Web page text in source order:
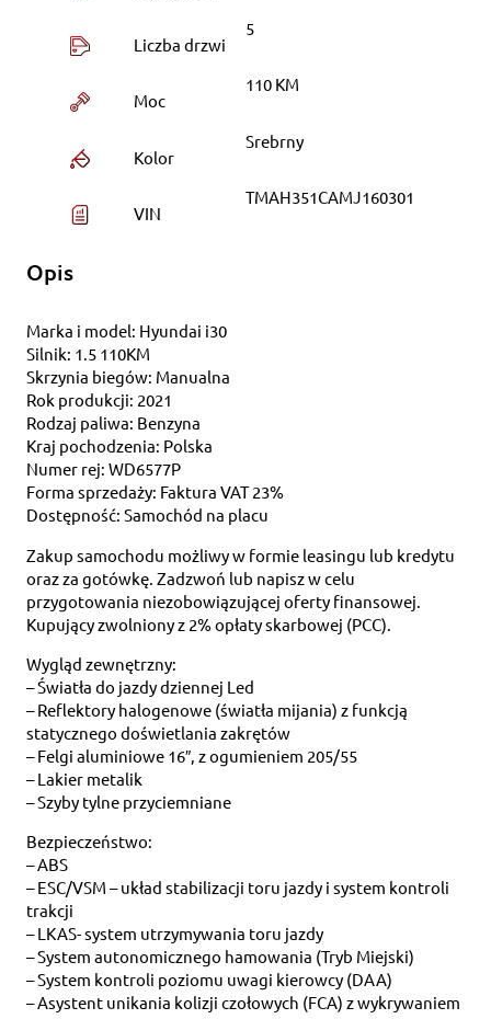
Liczba drzwi
5
Moc
110 KM
Kolor
Srebrny
VIN
TMAH351CAMJ160301
Opis
Marka i model: Hyundai i30
Silnik: 1.5 110KM
Skrzynia biegów: Manualna
Rok produkcji: 2021
Rodzaj paliwa: Benzyna
Kraj pochodzenia: Polska
Numer rej: WD6577P
Forma sprzedaży: Faktura VAT 23%
Dostępność: Samochód na placu
Zakup samochodu możliwy w formie leasingu lub kredytu
oraz za gotówkę. Zadzwoń lub napisz w celu
przygotowania niezobowiązującej oferty finansowej.
Kupujący zwolniony z 2% opłaty skarbowej (PCC).
Wygląd zewnętrzny:
– Światła do jazdy dziennej Led
– Reflektory halogenowe (światła mijania) z funkcją
statycznego doświetlania zakrętów
– Felgi aluminiowe 16″, z ogumieniem 205/55
– Lakier metalik
– Szyby tylne przyciemniane
Bezpieczeństwo:
– ABS
– ESC/VSM – układ stabilizacji toru jazdy i system kontroli
trakcji
– LKAS- system utrzymywania toru jazdy
– System autonomicznego hamowania (Tryb Miejski)
– System kontroli poziomu uwagi kierowcy (DAA)
– Asystent unikania kolizji czołowych (FCA) z wykrywaniem